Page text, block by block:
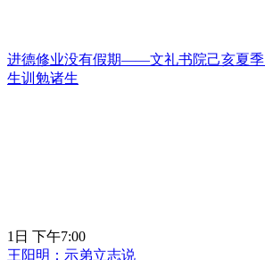
进德修业没有假期——文礼书院己亥夏
生训勉诸生
1日 下午7:00
王阳明：示弟立志说